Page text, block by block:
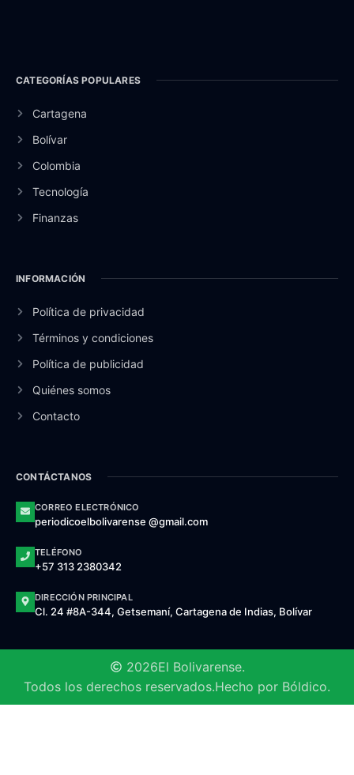
CATEGORÍAS POPULARES
Cartagena
Bolívar
Colombia
Tecnología
Finanzas
INFORMACIÓN
Política de privacidad
Términos y condiciones
Política de publicidad
Quiénes somos
Contacto
CONTÁCTANOS
CORREO ELECTRÓNICO
periodicoelbolivarense @gmail.com
TELÉFONO
+57 313 2380342
DIRECCIÓN PRINCIPAL
Cl. 24 #8A-344, Getsemaní, Cartagena de Indias, Bolívar
2026El Bolivarense.
Todos los derechos reservados.Hecho por Bóldico.